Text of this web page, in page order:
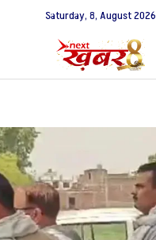
Saturday, 8, August 2026